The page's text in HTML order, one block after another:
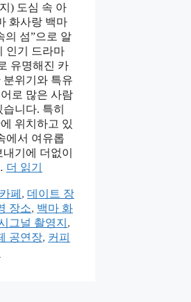
) 도심 속 아
화사랑 백마
의 섬”으로 알
인기 드라마
유명해진 카
위기와 특유
로 많은 사람
니다. 특히
위치하고 있
에서 여유롭
기에 더없이
더 읽기
페 , 데이트 장
장소, 백마 화
그널 촬영지 ,
공연장, 커피